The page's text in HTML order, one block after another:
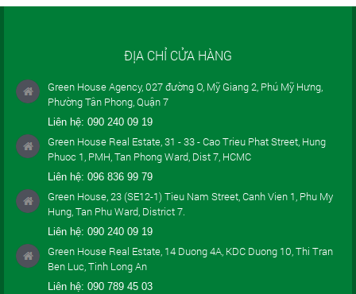
ĐỊA CHỈ CỬA HÀNG
Green House Agency, 027 đường O, Mỹ Giang 2, Phú Mỹ Hưng,
Phường Tân Phong, Quận 7
Liên hệ: 090 240 09 19
Green House Real Estate, 31 - 33 - Cao Trieu Phat Street, Hung
Phuoc 1, PMH, Tan Phong Ward, Dist 7, HCMC
Liên hệ: 096 836 99 79
Green House, 23 (SE12-1) Tieu Nam Street, Canh Vien 1, Phu My
Hung, Tan Phu Ward, District 7.
Liên hệ: 090 240 09 19
Green House Real Estate, 14 Duong 4A, KDC Duong 10, Thi Tran
Ben Luc, Tinh Long An
Liên hệ: 090 789 45 03